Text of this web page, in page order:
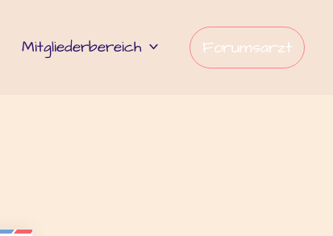
Mitgliederbereich Forumsarzt